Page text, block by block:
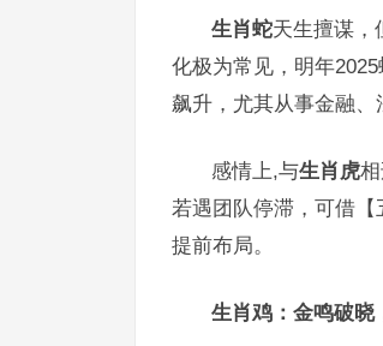
生肖蛇天生擅谋，
化极为常见，明年
飙升，尤其从事金融、
感情上,与生肖虎
若遇团队停滞，可借
提前布局。
生肖鸡：金鸣破晓